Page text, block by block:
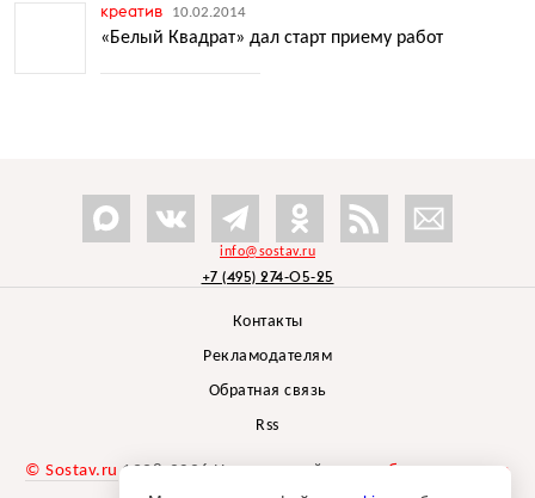
креатив 10.02.2014
«Белый Квадрат» дал старт приему работ
info@sostav.ru
+7 (495) 274-05-25
Контакты
Рекламодателям
Обратная связь
Rss
© Sostav.ru 1998-2026 Независимый проектбрендингового